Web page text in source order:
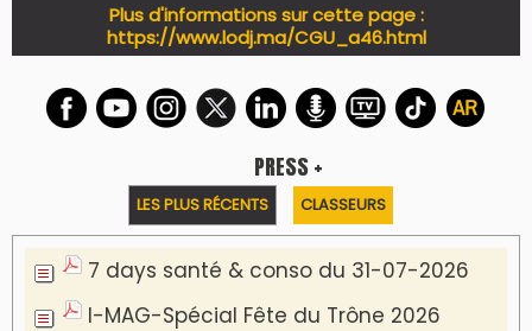
Plus d'informations sur cette page :
https://www.lodj.ma/CGU_a46.html
PRESS +
LES PLUS RÉCENTS CLASSEURS
7 days santé & conso du 31-07-2026
I-MAG-Spécial Fête du Trône 2026